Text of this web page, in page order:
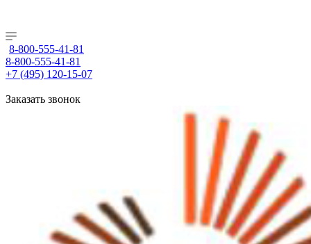
8-800-555-41-81
8-800-555-41-81
+7 (495) 120-15-07
Заказать звонок